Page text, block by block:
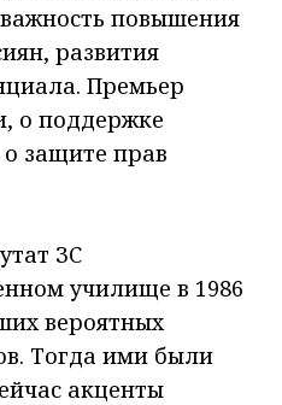
повышения
развития
Премьер
о поддержке
защите прав
ЗС
училище в 1986
вероятных
Тогда ими были
акценты